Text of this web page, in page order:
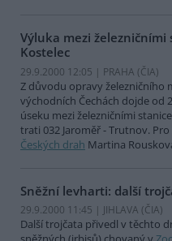
Výluka mezi železničními
Kostelec
29.9.2000 12:05 | PRAHA (ČIA)
Z důvodu opravy železničního
východních Čechách dojde od
úseku mezi železničními
trati 032 Jaroměř - Trutnov.
Českých drah Martina
Sněžní levharti: další
29.9.2000 11:45 | JIHLAVA (ČIA)
Další trojčata přivedl v těchto